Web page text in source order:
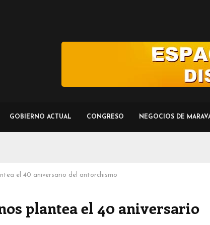
GOBIERNO ACTUAL CONGRESO NEGOCIOS DE
el 40 aniversario del antorchismo
plantea el 40 aniversario